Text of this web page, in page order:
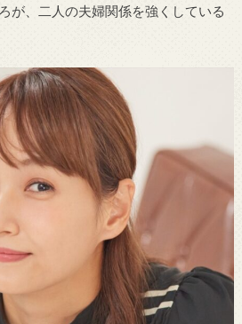
が、二人の夫婦関係を強くしている